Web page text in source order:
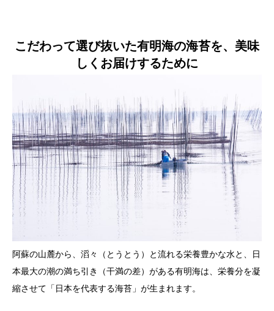
こだわって選び抜いた有明海の海苔を、美味
しくお届けするために
阿蘇の山麓から、滔々（とうとう）と流れる栄養豊かな水と、日
本最大の潮の満ち引き（干満の差）がある有明海は、栄養分を凝
縮させて「日本を代表する海苔」が生まれます。